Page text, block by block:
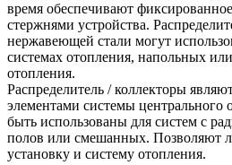
время обеспечивают
стержнями устройства.
нержавеющей стали могут
системах отопления, напольных
отопления.
Распределитель / коллекторы
элементами системы центрального
быть использованы для систем с
полов или смешанных. Позволяют
установку и систему отопления.